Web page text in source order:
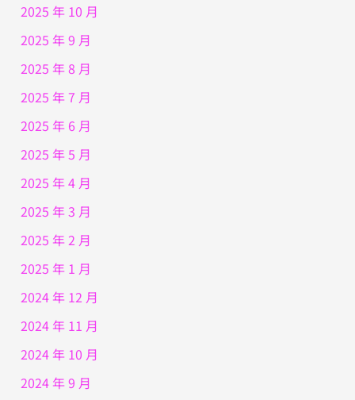
2025 年 10 月
2025 年 9 月
2025 年 8 月
2025 年 7 月
2025 年 6 月
2025 年 5 月
2025 年 4 月
2025 年 3 月
2025 年 2 月
2025 年 1 月
2024 年 12 月
2024 年 11 月
2024 年 10 月
2024 年 9 月